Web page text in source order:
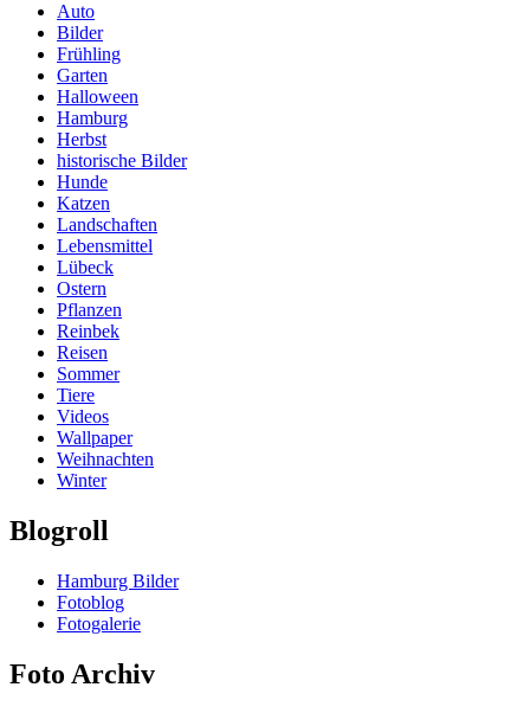
Auto
Bilder
Frühling
Garten
Halloween
Hamburg
Herbst
historische Bilder
Hunde
Katzen
Landschaften
Lebensmittel
Lübeck
Ostern
Pflanzen
Reinbek
Reisen
Sommer
Tiere
Videos
Wallpaper
Weihnachten
Winter
Blogroll
Hamburg Bilder
Fotoblog
Fotogalerie
Foto Archiv